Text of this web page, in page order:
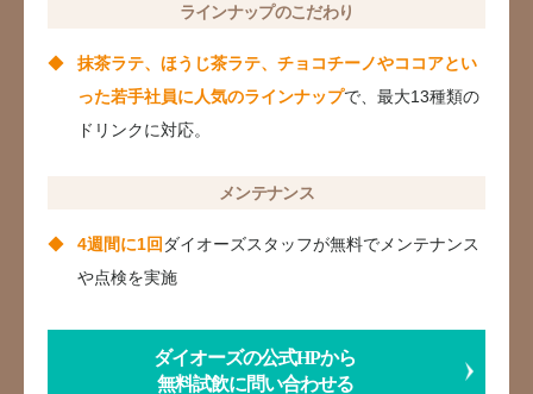
ラインナップのこだわり
抹茶ラテ、ほうじ茶ラテ、チョコチーノやココアとい
った若手社員に人気のラインナップで、最大13種類の
ドリンクに対応。
メンテナンス
4週間に1回 ダイオーズスタッフが無料でメンテナンス
や点検を実施
ダイオーズの公式HPから
無料試飲に問い合わせる